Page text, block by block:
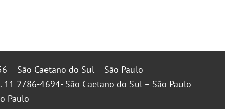
– São Caetano do Sul – São Paulo
2786-4694- São Caetano do Sul – São Paulo
Paulo